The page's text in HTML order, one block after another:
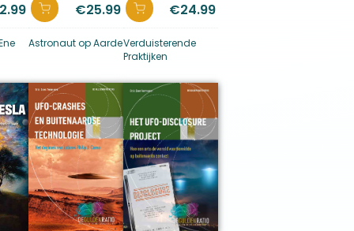
€25.99
Astronaut op Aarde
€24.99
Verduisterende
Praktijken